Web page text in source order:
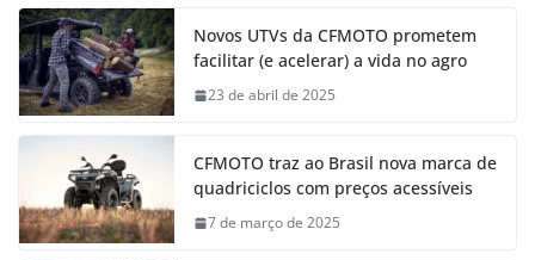
Novos UTVs da CFMOTO prometem
facilitar (e acelerar) a vida no agro
23 de abril de 2025
CFMOTO traz ao Brasil nova marca de
quadriciclos com preços acessíveis
7 de março de 2025